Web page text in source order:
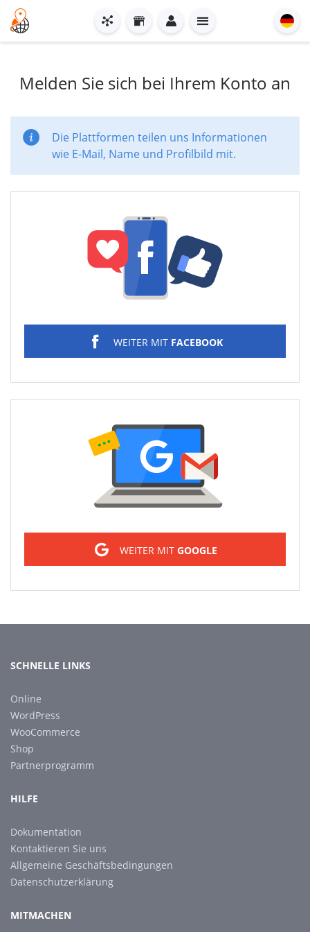
Melden Sie sich bei Ihrem Konto an
Die Plattformen teilen uns Informationen
wie E-Mail, Name und Profilbild mit.
WEITER MIT FACEBOOK
WEITER MIT GOOGLE
SCHNELLE LINKS
Online
WordPress
WooCommerce
Shop
Partnerprogramm
HILFE
Dokumentation
Kontaktieren Sie uns
Allgemeine Geschäftsbedingungen
Datenschutzerklärung
MITMACHEN